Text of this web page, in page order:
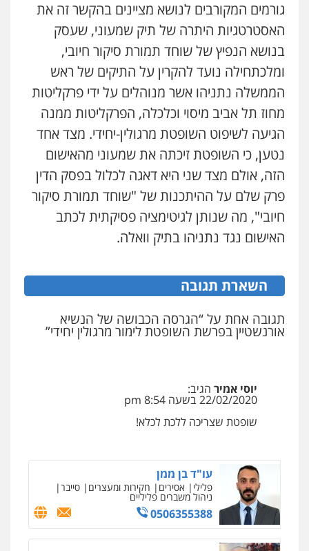
גורמים המקורבים לנושא מציינים בהקשר זה את
האסטרטגיות היתרה של תיק שמעוני, שעסק
בנושא הנפיץ של שוחד תמורת סיקור חיובי,
ומלכתחילה נועד להקרין על התיקים של ראש
הממשלה נתניהו אשר מנוהלים על ידי פרקליטות
מחוז תל אביב מיסוי וכלכלה, הפרקליטות ממנה
הגיעה לשיפוט השופטת מרגולין-יחידי. מצד אחד
נטען, כי השופטת זיכתה את שמעוני מהאישום
הזה, אולם מצד שני היא דאגה לכלול בפסק הדין
פרק שלם על ההיתכנות של "שוחד תמורת סיקור
חיובי", מה שנותן לגיטימציה פסיקתית לכתב
האישום נגד נתניהו בתיק וואלה.
השארת תגובה
תגובה אחת על “הגרסה הכבושה של הנשיא
אורנשטיין בפרשת השופטת לימור מרגולין יחידי”
יוסי אמיר הגיב:
22/02/2020 בשעה 8:54 pm
שופטת שצריכה ללכת לכלא!
פלילי פשיעה חמורה מיסים הלבנת הון
פסיכיאטריה משפטית
0506216048
עו"ד רונן בנדל
משפט פלילי פשיעה חמורה פלילי
0524282442
עו"ד פיני פישלר
פלילי תעבורה מח"ש אזרחי כלכלי
0505234000
עו"ד שרון נהרי
עו"ד (רו"ח) יואב ציוני
עבירות מס הלבנת הון שומות וערעורי מס
מצגר ושות', חברת עורכי דין
נדל"ן / עסקים משפחה
הוצאה לפועל
עו"ד בן ממן
פלילי אסירים חקירות ומעצרים סייבר
ניהול משברים פליליים
0506355388